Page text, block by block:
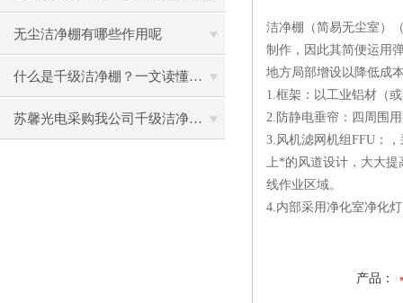
助力环保型半导体产业发展
无尘洁净棚有哪些作用呢
什么是千级洁净棚？一文读懂其结构特点与局部净化优势
苏馨光电采购我公司千级洁净棚普通工作台一批（7月07日）已顺利交货
洁净棚（简易无尘室）
制作，因此其简便运用
地方局部增设以降低成
1.框架：以工业铝材（
2.防静电垂帘：四周围
3.风机滤网机组FFU：
上*的风道设计，大大提
线作业区域。
4.内部采用净化室净化
产品：